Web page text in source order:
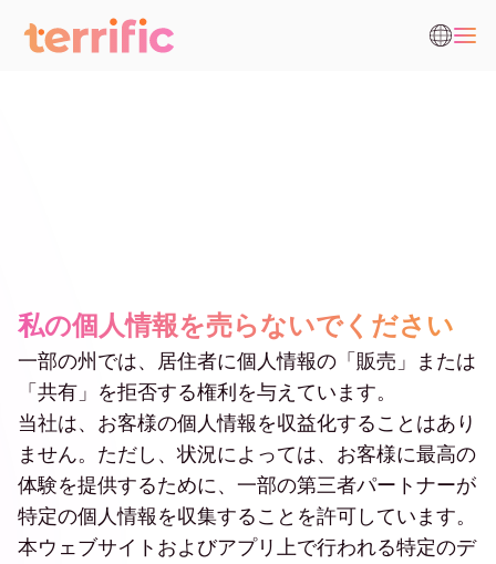
私の個人情報を売らないでください
一部の州では、居住者に個人情報の「販売」または
「共有」を拒否する権利を与えています。
当社は、お客様の個人情報を収益化することはあり
ません。ただし、状況によっては、お客様に最高の
体験を提供するために、一部の第三者パートナーが
特定の個人情報を収集することを許可しています。
本ウェブサイトおよびアプリ上で行われる特定のデ